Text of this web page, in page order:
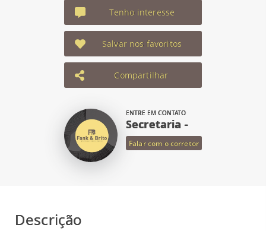
Tenho interesse
Salvar nos favoritos
Compartilhar
ENTRE EM CONTATO
Secretaria -
Falar com o corretor
Descrição